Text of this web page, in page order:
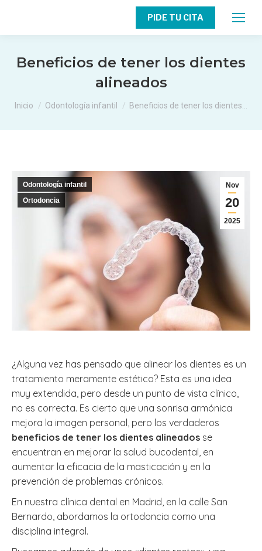
PIDE TU CITA
Beneficios de tener los dientes
alineados
Estás aquí:
Inicio Odontología infantil Beneficios de tener los dientes…
Nov
20
2025
Odontología infantil
Ortodoncia
¿Alguna vez has pensado que alinear los dientes es un
tratamiento meramente estético? Esta es una idea
muy extendida, pero desde un punto de vista clínico,
no es correcta. Es cierto que una sonrisa armónica
mejora la imagen personal, pero los verdaderos
beneficios de tener los dientes alineados se
encuentran en mejorar la salud bucodental, en
aumentar la eficacia de la masticación y en la
prevención de problemas crónicos.
En nuestra clínica dental en Madrid, en la calle San
Bernardo, abordamos la ortodoncia como una
disciplina integral.